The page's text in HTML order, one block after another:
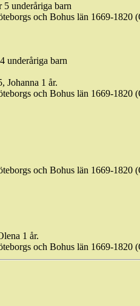
5 underåriga barn
och Bohus län 1669-
underåriga barn
Johanna 1 år.
och Bohus län 1669-
och Bohus län 1669-
1 år.
och Bohus län 1669-